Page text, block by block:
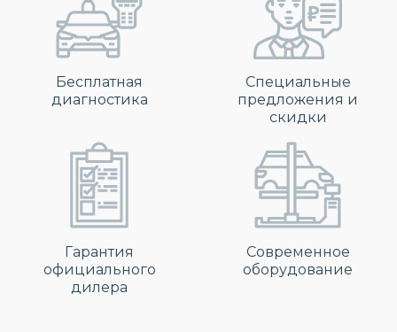
Бесплатная
диагностика
Специальные
предложения и
скидки
Гарантия
официального
дилера
Современное
оборудование